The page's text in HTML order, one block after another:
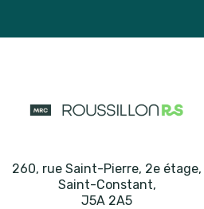
260, rue Saint-Pierre, 2e étage,
Saint-Constant,
J5A 2A5